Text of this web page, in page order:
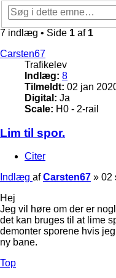
7 indlæg • Side 1 af 1
Carsten67
Trafikelev
Indlæg: 8
Tilmeldt: 02 jan
Digital: Ja
Scale: H0 - 2-rail
Lim til spor.
Citer
Indlæg afCarsten67 » 02
Hej
Jeg vil høre om der er
det kan bruges til at lime
demonter sporene hvis
ny bane.
Top